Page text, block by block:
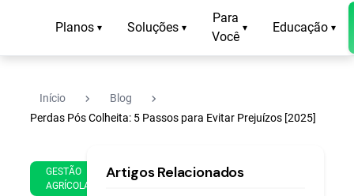
Planos ▾ Soluções ▾
Para
Você
▾ Educação ▾
Início navigate_next Blog navigate_next
Perdas Pós Colheita: 5 Passos para Evitar Prejuízos [2025]
GESTÃO
AGRÍCOLA
Oct
min
Artigos Relacionados